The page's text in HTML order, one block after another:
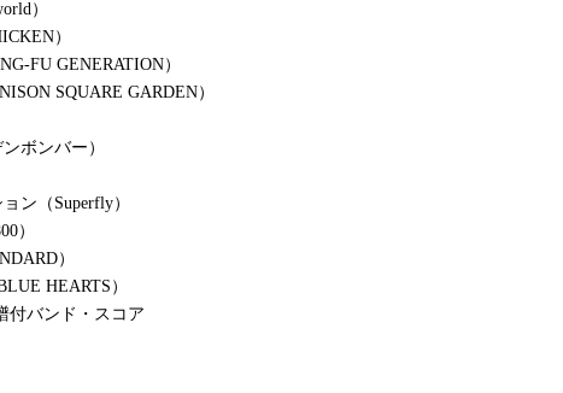
）
）
FU GENERATION）
SQUARE GARDEN）
ボンバー）
ン（Superfly）
）
）
HEARTS）
付バンド・スコア